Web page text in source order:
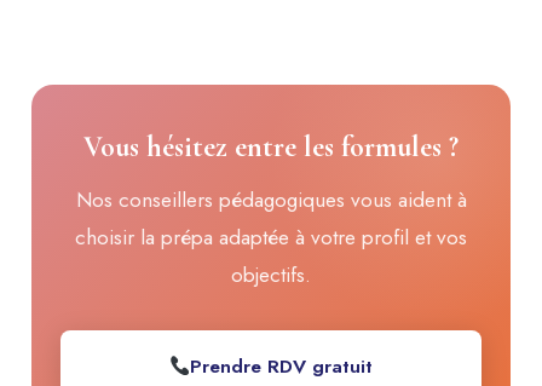
Vous hésitez entre les formules ?
Nos conseillers pédagogiques vous aident à
choisir la prépa adaptée à votre profil et vos
objectifs.
Prendre RDV gratuit